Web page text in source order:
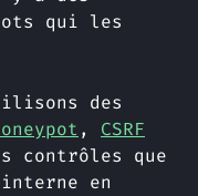
qui les
des
, CSRF
contrôles que
interne en